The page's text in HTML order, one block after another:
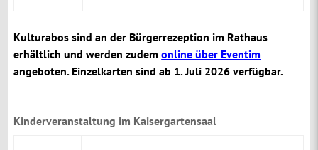
Kulturabos sind an der Bürgerrezeption im Rathaus
erhältlich und werden zudemonline über Eventim
angeboten. Einzelkarten sind ab 1. Juli 2026 verfügbar.
Kinderveranstaltung im Kaisergartensaal